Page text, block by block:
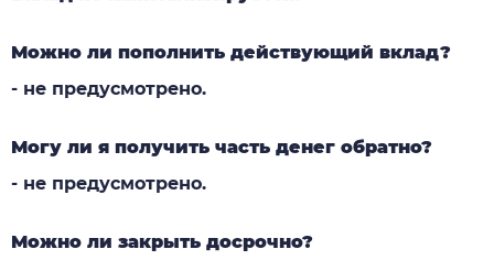
Можно ли пополнить действующий вклад?
- не предусмотрено.
Могу ли я получить часть денег обратно?
- не предусмотрено.
Можно ли закрыть досрочно?